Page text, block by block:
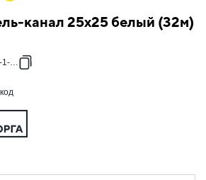
пластиковые
белые
канал 25х25 белый (32м)
K01